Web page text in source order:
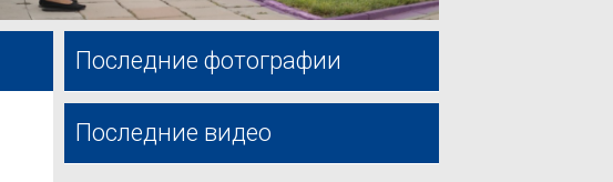
Последние фотографии
Последние видео